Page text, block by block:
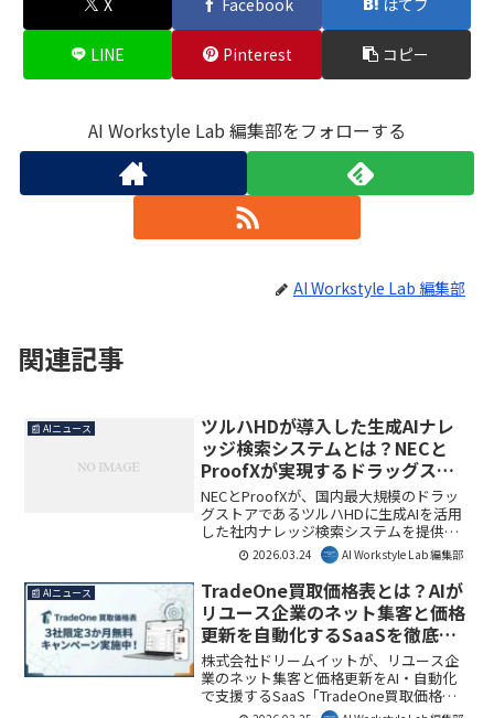
LINE Pinterest コピー
AI Workstyle Lab 編集部をフォローする
AI Workstyle Lab 編集部
関連記事
📰 AIニュース
ツルハHDが導入した生成AIナレ
ッジ検索システムとは？NECと
ProofXが実現するドラッグスト
アDXの全貌
NECとProofXが、国内最大規模のドラッ
グストアであるツルハHDに生成AIを活用
した社内ナレッジ検索システムを提供
し、1,000店舗以上への展開を完了しまし
た。本システムは、膨大なマニュアルか
ら必要な情報を迅速に引き出すことで、
従業員の生産性向上とエンゲージメント
を高め、小売業のDXを加速させます。AI
Workstyle Lab編集部としては、この取り
組みが、複雑な業務を抱える小売現場の
課題解決にどう貢献するのかを深掘りし
て解説します。
2026.03.24 AI Workstyle Lab 編集部
📰 AIニュース
TradeOne買取価格表とは？AIが
リユース企業のネット集客と価格
更新を自動化するSaaSを徹底解
説
株式会社ドリームイットが、リユース企
業のネット集客と価格更新をAI・自動化
で支援するSaaS「TradeOne買取価格
表」を正式リリースしました。これによ